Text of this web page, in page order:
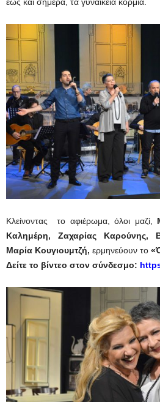
έως και σήμερα, τα γυναικεία κορμιά.
Κλείνοντας το αφιέρωμα, όλοι μαζί,
Καλημέρη, Ζαχαρίας Καρούνης,
Μαρία Κουγιουμτζή, ερμηνεύουν το
Δείτε το βίντεο στον σύνδεσμο: